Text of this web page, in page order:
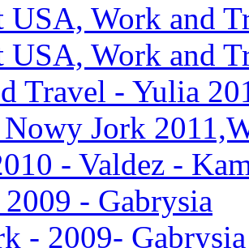
Work and
Work and
Travel - Yulia
Jork
- Valdez -
- Gabrysia
- 2009- Gabrysia